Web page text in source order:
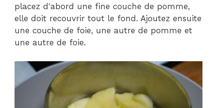
placez d'abord une fine couche de pomme,
elle doit recouvrir tout le fond. Ajoutez ensuite
une couche de foie, une autre de pomme et
une autre de foie.